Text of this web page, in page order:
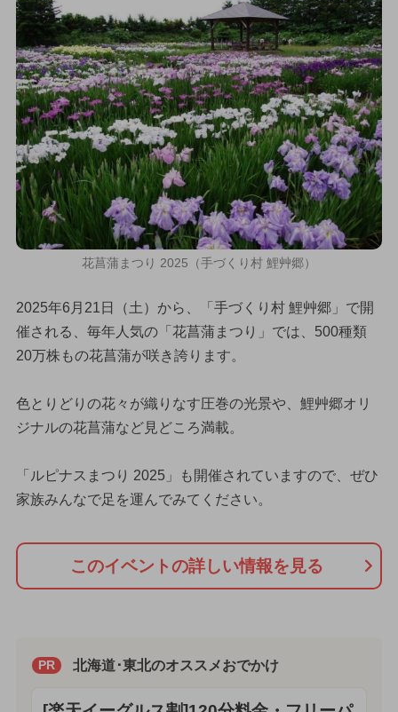
花菖蒲まつり 2025（手づくり村 鯉艸郷）
2025年6月21日（土）から、「手づくり村 鯉艸郷」で開
催される、毎年人気の「花菖蒲まつり」では、500種類
20万株もの花菖蒲が咲き誇ります。
色とりどりの花々が織りなす圧巻の光景や、鯉艸郷オリ
ジナルの花菖蒲など見どころ満載。
「ルピナスまつり 2025」も開催されていますので、ぜひ
家族みんなで足を運んでみてください。
このイベントの詳しい情報を見る
PR 北海道･東北のオススメおでかけ